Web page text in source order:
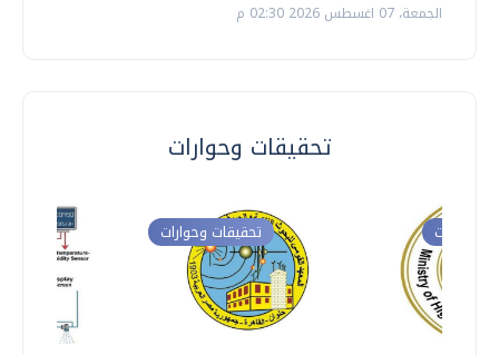
الجمعة، 07 اغسطس 2026 02:30 م
تحقيقات وحوارات
تحقيقات وحوارات وحوارات